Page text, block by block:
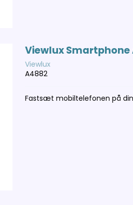
Viewlux
Viewlux
A4882
Fastsæt mobiltelefonen på